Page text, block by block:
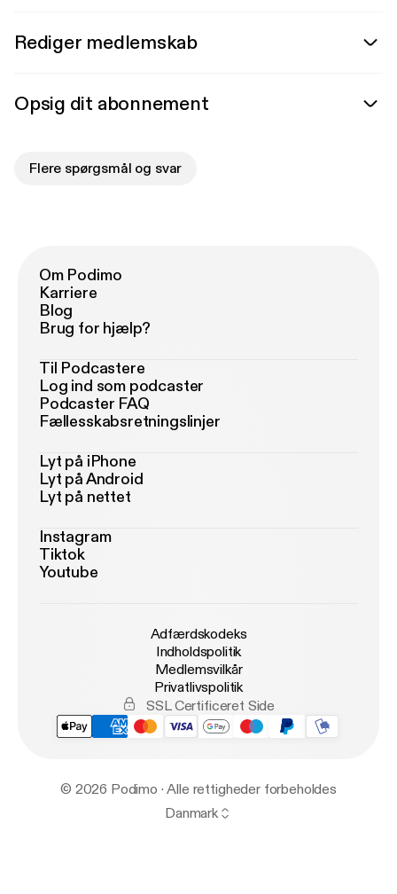
Rediger medlemskab
Opsig dit abonnement
Flere spørgsmål og svar
Om Podimo
Karriere
Blog
Brug for hjælp?
Til Podcastere
Log ind som podcaster
Podcaster FAQ
Fællesskabsretningslinjer
Lyt på iPhone
Lyt på Android
Lyt på nettet
Instagram
Tiktok
Youtube
Adfærdskodeks
Indholdspolitik
Medlemsvilkår
Privatlivspolitik
SSL Certificeret Side
© 2026 Podimo · Alle rettigheder forbeholdes
Danmark